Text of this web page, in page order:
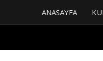
ANASAYFA